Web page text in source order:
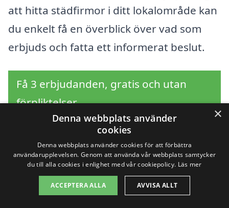
att hitta städfirmor i ditt lokalområde kan
du enkelt få en överblick över vad som
erbjuds och fatta ett informerat beslut.
Få 3 erbjudanden, gratis och utan
förpliktelser
Sök efter en
professionell för
×
Denna webbplats använder
cookies
Denna webbplats använder cookies för att förbättra
användarupplevelsen. Genom att använda vår webbplats samtycker
du till alla cookies i enlighet med vår cookiepolicy. Läs mer
ACCEPTERA ALLA AVVISA ALLT